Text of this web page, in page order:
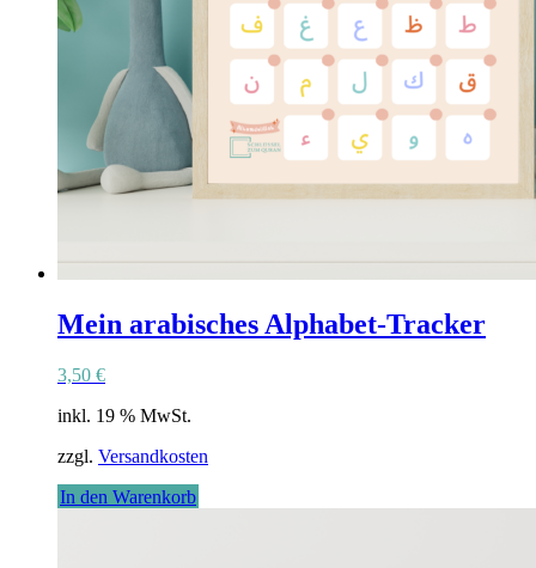
Mein arabisches Alphabet-Tracker
3,50 €
inkl. 19 % MwSt.
zzgl. Versandkosten
In den Warenkorb